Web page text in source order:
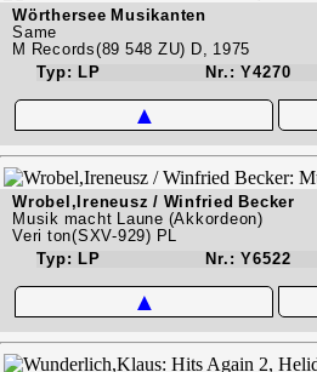
Wörthersee Musikanten
Same
M Records(89 548 ZU) D, 1975
Typ: LP
Nr.: Y4270
▲
Wrobel,Ireneusz / Winfried Becker
Musik macht Laune (Akkordeon)
Veri ton(SXV-929) PL
Typ: LP
Nr.: Y6522
▲